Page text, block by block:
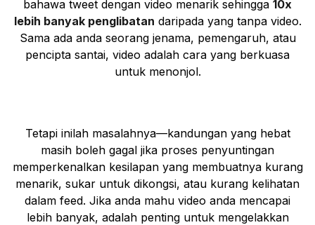
bahawa tweet dengan video menarik sehingga 10x
lebih banyak penglibatan daripada yang tanpa video.
Sama ada anda seorang jenama, pemengaruh, atau
pencipta santai, video adalah cara yang berkuasa
untuk menonjol.
Tetapi inilah masalahnya—kandungan yang hebat
masih boleh gagal jika proses penyuntingan
memperkenalkan kesilapan yang membuatnya kurang
menarik, sukar untuk dikongsi, atau kurang kelihatan
dalam feed. Jika anda mahu video anda mencapai
lebih banyak, adalah penting untuk mengelakkan